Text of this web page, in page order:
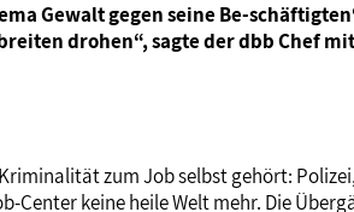
Gewalt gegen seine Be-
drohen“, sagte der dbb Chef
zum Job selbst gehört:
keine heile Welt mehr. Die